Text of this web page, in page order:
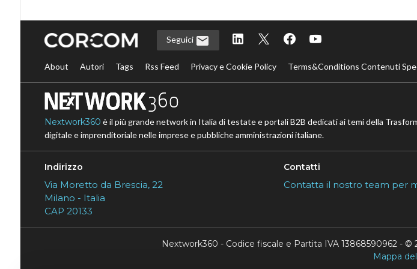
Seguici
About Autori Tags Rss Feed Privacy e Cookie Policy Terms&Conditions Contenuti
Nextwork360 è il più grande network in Italia di testate e portali B2B dedicati ai temi della
digitale e imprenditoriale nelle imprese e pubbliche amministrazioni italiane.
Indirizzo
Via Moretto da Brescia, 22
Milano - Italia
CAP 20133
Contatti
Contatta il nostro team per
Nextwork360 - Codice fiscale e Partita IVA 13868590962 - ©
Mappa